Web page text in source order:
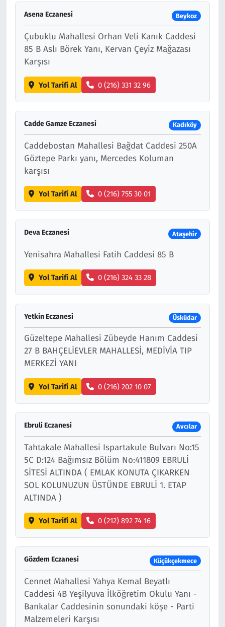
Asena Eczanesi Beykoz
Çubuklu Mahallesi Orhan Veli Kanık Caddesi
85 B Aslı Börek Yanı, Kervan Çeyiz Mağazası
Karşısı
Yol Tarifi Al 0 (216) 331 32 96
Cadde Gamze Eczanesi Kadıköy
Caddebostan Mahallesi Bağdat Caddesi 250A
Göztepe Parkı yanı, Mercedes Koluman
karşısı
Yol Tarifi Al 0 (216) 755 30 01
Deva Eczanesi Ataşehir
Yenisahra Mahallesi Fatih Caddesi 85 B
Yol Tarifi Al 0 (216) 324 33 28
Yetkin Eczanesi Üsküdar
Güzeltepe Mahallesi Zübeyde Hanım Caddesi
27 B BAHÇELİEVLER MAHALLESİ, MEDİVİA TIP
MERKEZİ YANI
Yol Tarifi Al 0 (216) 202 10 07
Ebruli Eczanesi Avcılar
Tahtakale Mahallesi Ispartakule Bulvarı No:15
5C D:124 Bağımsız Bölüm No:411809 EBRULİ
SİTESİ ALTINDA ( EMLAK KONUTA ÇIKARKEN
SOL KOLUNUZUN ÜSTÜNDE EBRULİ 1. ETAP
ALTINDA )
Yol Tarifi Al 0 (212) 892 74 16
Gözdem Eczanesi Küçükçekmece
Cennet Mahallesi Yahya Kemal Beyatlı
Caddesi 4B Yeşilyuva İlköğretim Okulu Yanı -
Bankalar Caddesinin sonundaki köşe - Parti
Malzemeleri Karşısı